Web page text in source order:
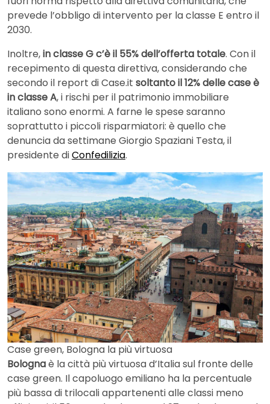
prevede l’obbligo di intervento per la classe E entro il
2030.
Inoltre,in classe G c’è il 55% dell’offerta totale. Con il
recepimento di questa direttiva, considerando che
secondo il report di Case.it soltanto il 12% delle case è
in classe A, i rischi per il patrimonio immobiliare
italiano sono enormi. A farne le spese saranno
soprattutto i piccoli risparmiatori: è quello che
denuncia da settimane Giorgio Spaziani Testa, il
presidente diConfedilizia.
Case green, Bologna la più virtuosa
Bolognaè la città più virtuosa d’Italia sul fronte delle
case green. Il capoluogo emiliano ha la percentuale
più bassa di trilocali appartenenti alle classi meno